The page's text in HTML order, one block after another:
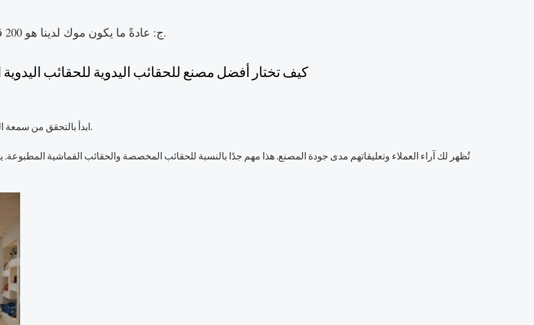
ج: عادةً ما يكون موك لدينا هو 200 قطعة/التصميم، وأحيانًا نرحب أيضًا بالكميات الصغيرة.
كيف تختار أفضل مصنع للحقائب اليدوية للحقائب
تُظهر لك آراء العملاء وتعليقاتهم مدى جودة المصنع. هذا مهم جدًا بالنسبة للحقائب المخصصة والحقائب القماشية المطبوعة.